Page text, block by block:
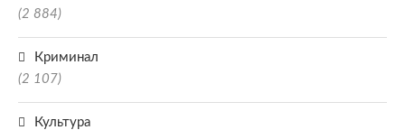
(2 884)
Криминал
(2 107)
Культура